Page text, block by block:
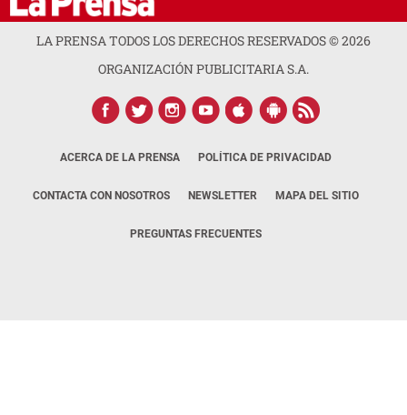
LA PRENSA TODOS LOS DERECHOS RESERVADOS ©2026
ORGANIZACIÓN PUBLICITARIA S.A.
ACERCA DE LA PRENSA POLÍTICA DE PRIVACIDAD
CONTACTA CON NOSOTROS NEWSLETTER MAPA DEL SITIO
PREGUNTAS FRECUENTES